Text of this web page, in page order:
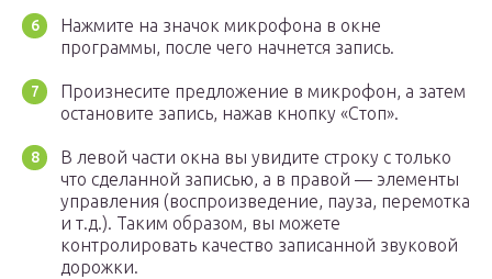
Нажмите на значок микрофона в окне
программы, после чего начнется запись.
Произнесите предложение в микрофон, а затем
остановите запись, нажав кнопку «Стоп».
В левой части окна вы увидите строку с только
что сделанной записью, а в правой — элементы
управления (воспроизведение, пауза, перемотка
и т.д.). Таким образом, вы можете
контролировать качество записанной звуковой
дорожки.